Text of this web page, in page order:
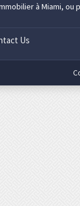
à Miami, ou
Us